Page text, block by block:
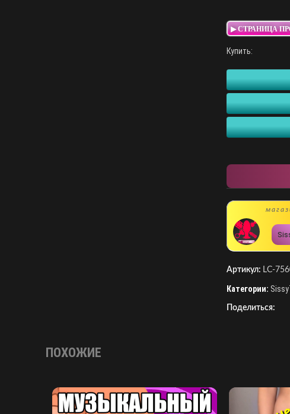
▶ СТРАНИЦА
Купить:
Артикул: LC-
Категории:
Поделиться:
ПОХОЖИЕ